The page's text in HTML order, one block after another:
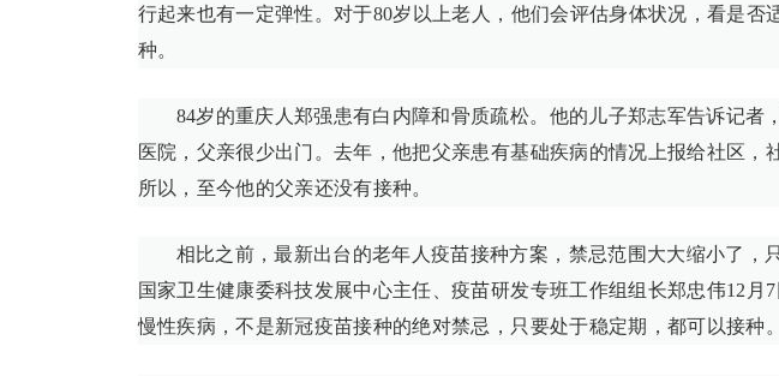
行起来也有一定弹性。对于80岁以上老人，他们会评估身体状况，看是否
种。
84岁的重庆人郑强患有白内障和骨质疏松。他的儿子郑志军告诉记者
医院，父亲很少出门。去年，他把父亲患有基础疾病的情况上报给社区，
所以，至今他的父亲还没有接种。
相比之前，最新出台的老年人疫苗接种方案，禁忌范围大大缩小了，
国家卫生健康委科技发展中心主任、疫苗研发专班工作组组长郑忠伟12月
慢性疾病，不是新冠疫苗接种的绝对禁忌，只要处于稳定期，都可以接种。